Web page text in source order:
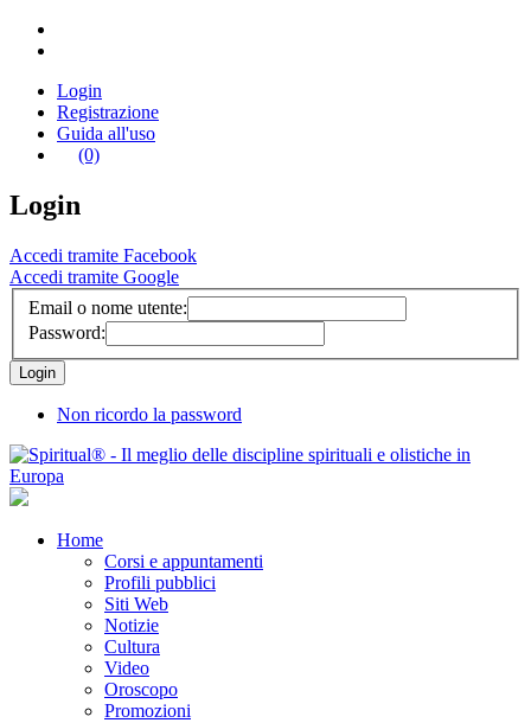
Login
Registrazione
Guida all'uso
(0)
Login
Accedi tramite Facebook
Accedi tramite Google
Email o nome utente:
Password:
Non ricordo la password
Home
Corsi e appuntamenti
Profili pubblici
Siti Web
Notizie
Cultura
Video
Oroscopo
Promozioni